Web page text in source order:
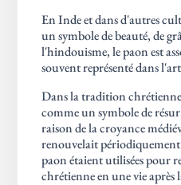
En Inde et dans d'autres
un symbole de beauté, de
l'hindouisme, le paon est
souvent représenté dans
Dans la tradition
comme un symbole de
raison de la croyance
renouvelait périodiquement
paon étaient utilisées pour
chrétienne en une vie après